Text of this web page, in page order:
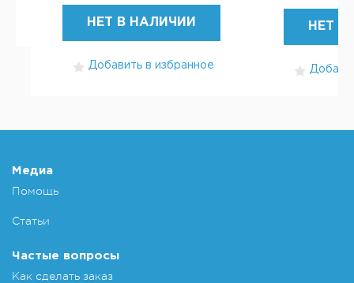
НЕТ В НАЛИЧИИ
Добавить в избранное
НЕТ В
Медиа
Помощь
Статьи
Частые вопросы
Как сделать заказ